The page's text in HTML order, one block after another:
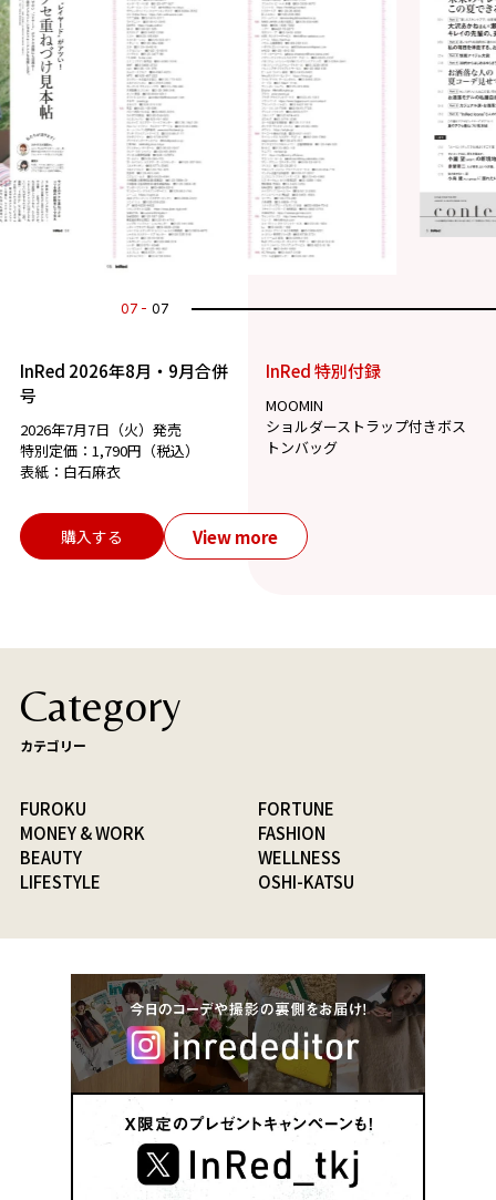
07 07
InRed 2026年8月・9月合併
号
2026年7月7日（火）発売
特別定価：1,790円（税込）
表紙：白石麻衣
InRed 特別付録
MOOMIN
ショルダーストラップ付きボス
トンバッグ
購入する View more
Category
カテゴリー
FUROKU
FORTUNE
MONEY & WORK
FASHION
BEAUTY
WELLNESS
LIFESTYLE
OSHI-KATSU